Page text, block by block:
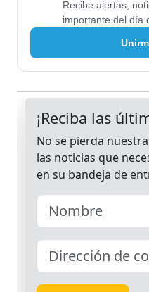
Recibe alertas,
importante del día